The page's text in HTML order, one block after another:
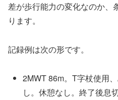
差が歩行能力の変化なのか、
ります。
記録例は次の形です。
2MWT 86m。T字杖使用
し。休憩なし。終了後息